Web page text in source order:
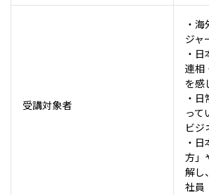
受講対象者
・
ジャ
・
連相
を感
・
って
ビジ
・
方」
解し
社員